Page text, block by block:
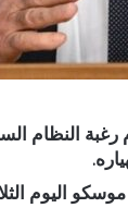
النظام
اليوم